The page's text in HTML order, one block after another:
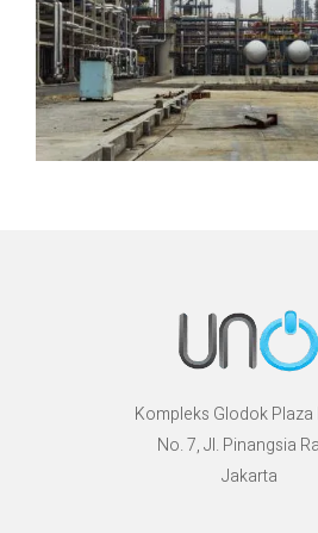
Kompleks Glodok Plaza
No. 7, Jl. Pinangsia
Jakarta